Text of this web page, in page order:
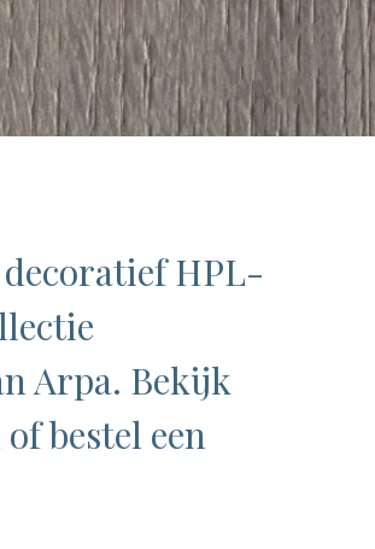
decoratief HPL-
Arpa. Bekijk
bestel een